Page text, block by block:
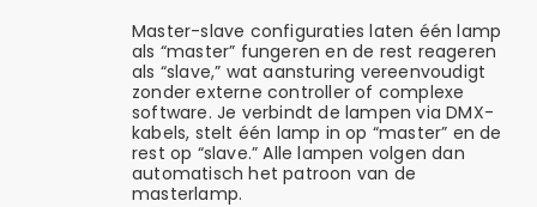
Master-slave configuraties laten één lamp
als “master” fungeren en de rest reageren
als “slave,” wat aansturing vereenvoudigt
zonder externe controller of complexe
software. Je verbindt de lampen via DMX-
kabels, stelt één lamp in op “master” en de
rest op “slave.” Alle lampen volgen dan
automatisch het patroon van de
masterlamp.